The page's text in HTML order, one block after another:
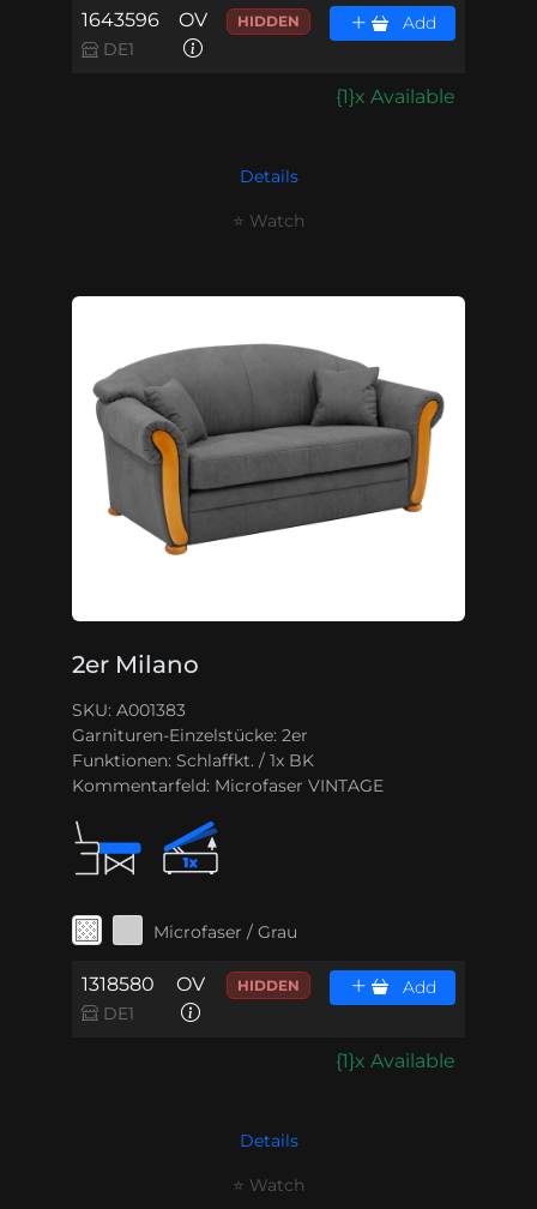
1643596
DE1
OV HIDDEN Add
{1}x Available
Details
⭐ Watch
2er Milano
SKU: A001383
Garnituren-Einzelstücke: 2er
Funktionen: Schlaffkt. / 1x BK
Kommentarfeld: Microfaser VINTAGE
Microfaser / Grau
1318580
DE1
OV HIDDEN Add
{1}x Available
Details
⭐ Watch